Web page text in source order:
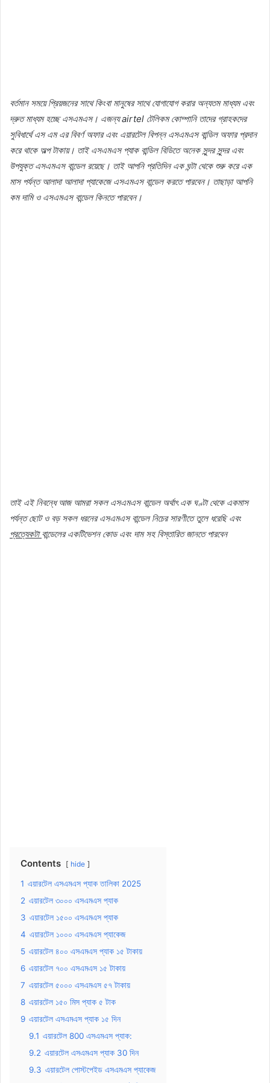
বর্তমান সময়ে প্রিয়জনের সাথে কিংবা মানুষের সাথে যোগাযোগ করার অন্যতম মাধ্যম এবং
দ্রুত মাধ্যম হচ্ছে এসএমএস। এজন্যairtel টেলিকম কোম্পানি তাদের গ্রাহকদের
সুবিধার্থে এস এম এর বিবর্ণ অফার এবং এয়ারটেল বিপন্ন এসএমএস বান্ডিল অফার প্রদান
করে থাকে অল্প টাকায়। তাই এসএমএস প্যাক বান্ডিল বিডিতে অনেক সুন্দর সুন্দর এবং
উপযুক্ত এসএমএস বান্ডেল রয়েছে। তাই আপনি প্রতিদিন এক ঘন্টা থেকে শুরু করে এক
মাস পর্যন্ত আলাদা আলাদা প্যাকেজে এসএমএস বান্ডেল করতে পারবেন। তাছাড়া আপনি
কম দামি ও এসএমএস বান্ডেল কিনতে পারবেন।
তাই এই নিবন্ধে আজ আমরা সকল এসএমএস বান্ডেল অর্থাৎ এক ঘণ্টা থেকে একমাস
পর্যন্ত ছোট ও বড় সকল ধরনের এসএমএস বান্ডেল নিচের সারণীতে তুলে ধরেছি এবং
প্রত্যেকটা বান্ডেলের একটিভেশন কোড এবং দাম সহ বিস্তারিত জানতে পারবেন
Contents hide
1 এয়ারটেল এসএমএস প্যাক তালিকা 2025
2 এয়ারটেল ৩০০০ এসএমএস প্যাক
3 এয়ারটেল ১৫০০ এসএমএস প্যাক
4 এয়ারটেল ১০০০ এসএমএস প্যাকেজ
5 এয়ারটেল ৪০০ এসএমএস প্যাক ১৫ টাকায়
6 এয়ারটেল ৭০০ এসএমএস ১৫ টাকায়
7 এয়ারটেল ৫০০০ এসএমএস ৫৭ টাকায়
8 এয়ারটেল ১৫০ মিস প্যাক ৫ টাক
9 এয়ারটেল এসএমএস প্যাক ১৫ দিন
9.1 এয়ারটেল 800 এসএমএস প্যাক:
9.2 এয়ারটেল এসএমএস প্যাক 30 দিন
9.3 এয়ারটেল পোস্টপেইড এসএমএস প্যাকেজ